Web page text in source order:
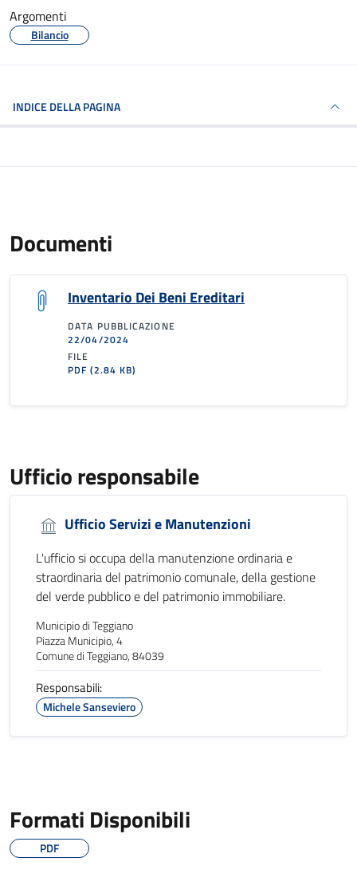
Argomenti
Bilancio
INDICE DELLA PAGINA
Documenti
Inventario Dei Beni Ereditari
DATA PUBBLICAZIONE
22/04/2024
FILE
PDF(2.84 KB)
Ufficio responsabile
Ufficio Servizi e Manutenzioni
L'ufficio si occupa della manutenzione ordinaria e
straordinaria del patrimonio comunale, della gestione
del verde pubblico e del patrimonio immobiliare.
Municipio di Teggiano
Piazza Municipio, 4
Comune di Teggiano, 84039
Responsabili:
Michele Sanseviero
Formati Disponibili
PDF